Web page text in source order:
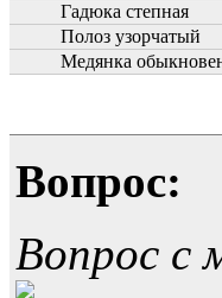
Гадюка степная
Полоз узорчатый
Медянка
Вопрос:
Вопрос с